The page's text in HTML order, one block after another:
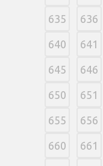
635 636
640 641
645 646
650 651
655 656
660 661